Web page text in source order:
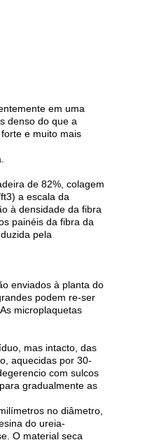
em uma
denso do que a
e muito mais
de 82%, colagem
a escala da
à densidade da fibra
painéis da fibra da
pela
enviados à planta do
podem re-ser
microplaquetas
mas intacto, das
aquecidas por 30-
com sulcos
gradualmente as
no diâmetro,
do ureia-
O material seca